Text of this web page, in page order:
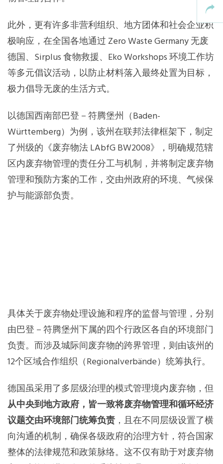
此外，更有许多非营利组织、地方团体和社会企业积
极响应，在全国各地通过 Zero Waste Germany 无废
德国、Sirplus 食物救援、Eko Workshops 环境工作坊
等多元倡议活动，以防止材料落入最终处置为目标，
极力倡导无废的生活方式。
以德国西南部巴登－符腾堡州（Baden-
Württemberg）为例，该州在联邦法律框架下，制定
了州级的《废弃物法 LAbfG BW2008》，明确规范辖
区内废弃物管理的责任分工与机制，并将制定废弃物
管理和预防方案的工作，交由州政府的环境、气候保
护与能源部负责。
具体关于废弃物处理设施和程序的监督与管理，分别
由巴登－符腾堡州下属的四个行政区各自的环境部门
负责。而涉及城际间废弃物的跨界管理，则由该州的
12个区域合作组织（Regionalverbände）统筹执行。
德国虽采用了多层级治理的模式管理境内废弃物，但
从中央到地方政府，皆一致将废弃物管理和循环经济
议题交由环境部门统筹负责 ，且在不同层级设置了横
向沟通的机制，确保各级政府的治理方针，符合国家
整体的法律规范和政策脉络。这不仅有助于对废弃物